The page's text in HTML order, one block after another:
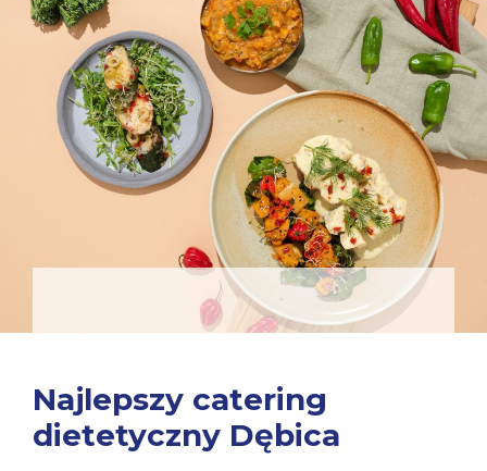
Najlepszy catering
dietetyczny Dębica